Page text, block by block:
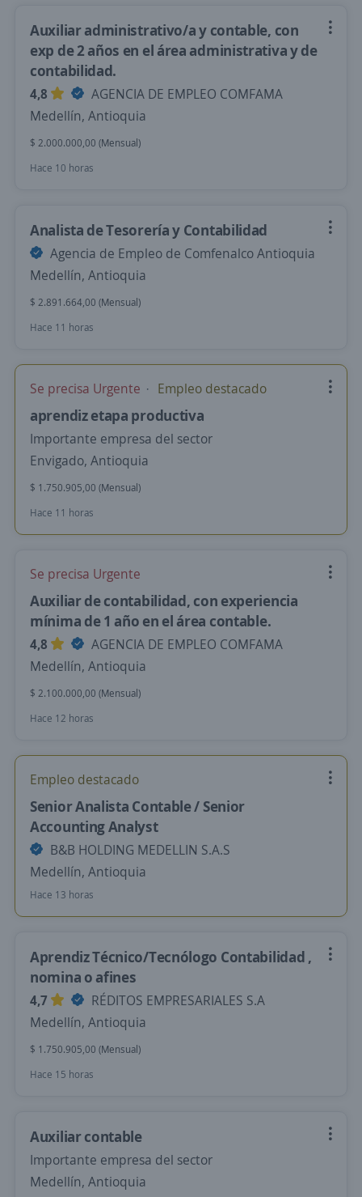
Auxiliar administrativo/a y contable, con
exp de 2 años en el área administrativa y de
contabilidad.
4,8
AGENCIA DE EMPLEO COMFAMA
Medellín, Antioquia
$ 2.000.000,00 (Mensual)
Hace 10 horas
Analista de Tesorería y Contabilidad
Agencia de Empleo de Comfenalco Antioquia
Medellín, Antioquia
$ 2.891.664,00 (Mensual)
Hace 11 horas
Se precisa Urgente Empleo destacado
aprendiz etapa productiva
Importante empresa del sector
Envigado, Antioquia
$ 1.750.905,00 (Mensual)
Hace 11 horas
Se precisa Urgente
Auxiliar de contabilidad, con experiencia
mínima de 1 año en el área contable.
4,8
AGENCIA DE EMPLEO COMFAMA
Medellín, Antioquia
$ 2.100.000,00 (Mensual)
Hace 12 horas
Empleo destacado
Senior Analista Contable / Senior
Accounting Analyst
B&B HOLDING MEDELLIN S.A.S
Medellín, Antioquia
Hace 13 horas
Aprendiz Técnico/Tecnólogo Contabilidad ,
nomina o afines
4,7
RÉDITOS EMPRESARIALES S.A
Medellín, Antioquia
$ 1.750.905,00 (Mensual)
Hace 15 horas
Auxiliar contable
Importante empresa del sector
Medellín, Antioquia